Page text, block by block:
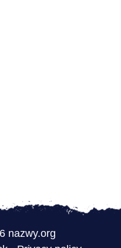
nazwy.org